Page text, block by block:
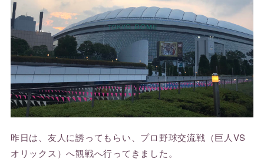
昨日は、友人に誘ってもらい、プロ野球交流戦（巨人VS
オリックス）へ観戦へ行ってきました。